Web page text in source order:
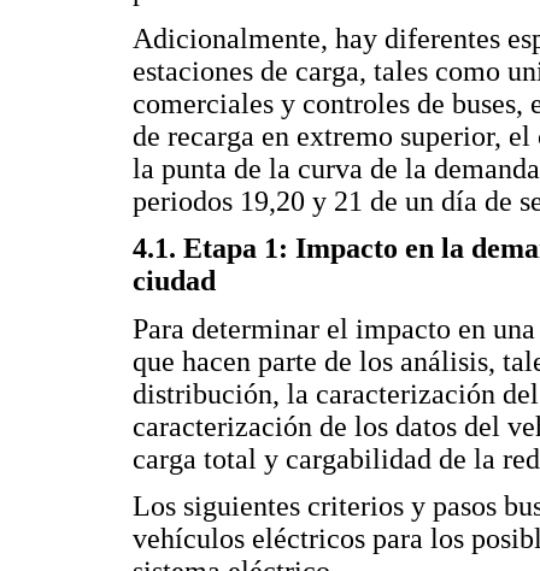
Adicionalmente, hay diferentes
estaciones de carga, tales como
comerciales y controles de buses,
de recarga en extremo superior,
la punta de la curva de la
periodos 19,20 y 21 de un día de
4.1. Etapa 1: Impacto en la
ciudad
Para determinar el impacto en
que hacen parte de los análisis,
distribución, la caracterización
caracterización de los datos del
carga total y cargabilidad de la
Los siguientes criterios y pasos
vehículos eléctricos para los